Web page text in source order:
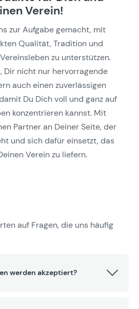
Verein!
zur Aufgabe gemacht, mit
Qualität, Tradition und
zu unterstützen.
Dir nicht nur hervorragende
auch einen zuverlässigen
Du Dich voll und ganz auf
konzentrieren kannst. Mit
Partner an Deiner Seite, der
und sich dafür einsetzt, das
Verein zu liefern.
auf Fragen, die uns häufig
werden akzeptiert?